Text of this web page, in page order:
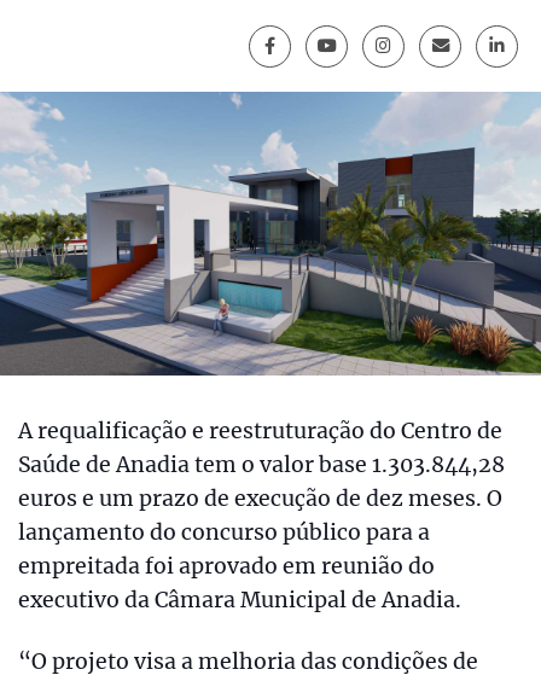
A requalificação e reestruturação do Centro de
Saúde de Anadia tem o valor base 1.303.844,28
euros e um prazo de execução de dez meses. O
lançamento do concurso público para a
empreitada foi aprovado em reunião do
executivo da Câmara Municipal de Anadia.
“O projeto visa a melhoria das condições de